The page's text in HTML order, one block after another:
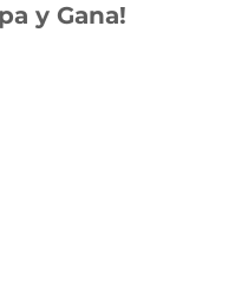
y Gana!